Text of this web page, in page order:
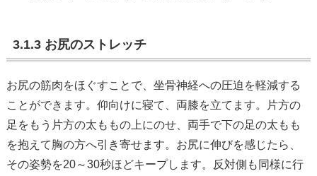
3.1.3 お尻のストレッチ
お尻の筋肉をほぐすことで、坐骨神経への圧迫を軽減する
ことができます。仰向けに寝て、両膝を立てます。片方の
足をもう片方の太ももの上にのせ、両手で下の足の太もも
を抱えて胸の方へ引き寄せます。お尻に伸びを感じたら、
その姿勢を20～30秒ほどキープします。反対側も同様に行